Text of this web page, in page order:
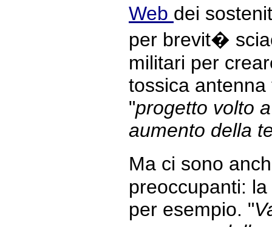
Web dei
per brevit�
militari per
tossica
"progetto volto
aumento della
Ma ci sono
preoccupanti:
per esempio. "